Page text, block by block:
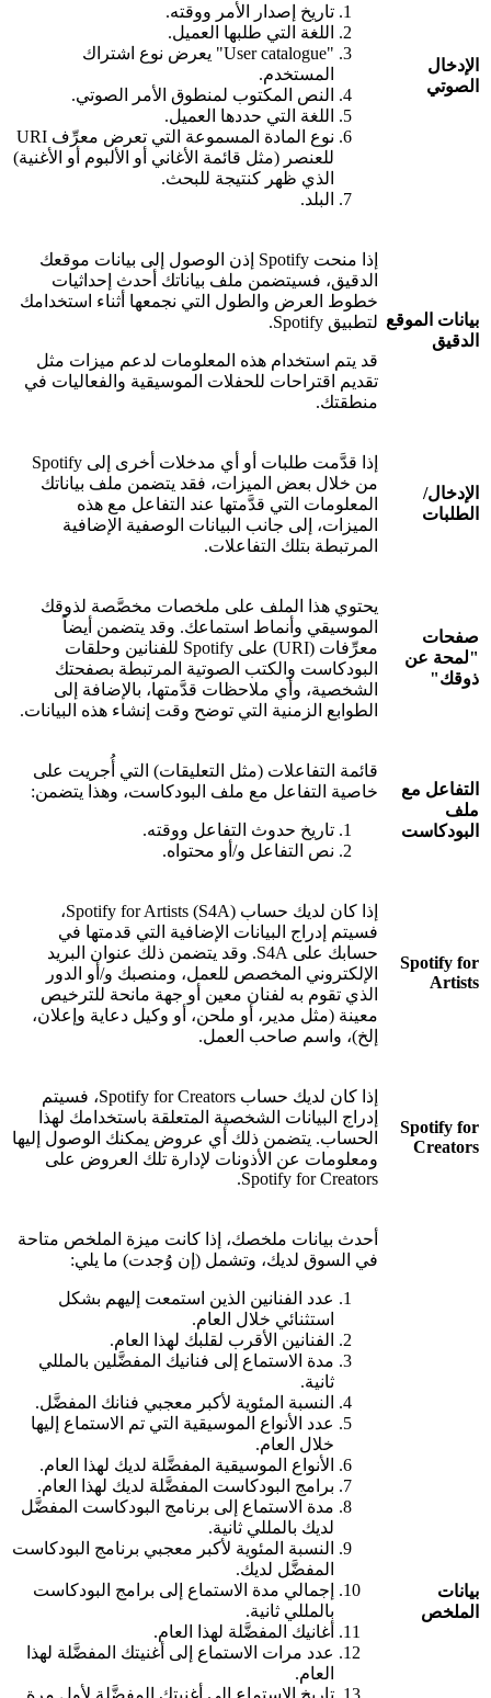
الإدخال
الصوتي
تاريخ إصدار الأمر ووقته.
اللغة التي طلبها العميل.
"User catalogue" يعرض نوع اشتراك
المستخدم.
النص المكتوب لمنطوق الأمر الصوتي.
اللغة التي حددها العميل.
نوع المادة المسموعة التي تعرض معرِّف URI
للعنصر (مثل قائمة الأغاني أو الألبوم أو الأغنية)
الذي ظهر كنتيجة للبحث.
البلد.
بيانات الموقع
الدقيق
إذا منحت Spotify إذن الوصول إلى بيانات موقعك
الدقيق، فسيتضمن ملف بياناتك أحدث إحداثيات
خطوط العرض والطول التي نجمعها أثناء استخدامك
لتطبيق Spotify.
قد يتم استخدام هذه المعلومات لدعم ميزات مثل
تقديم اقتراحات للحفلات الموسيقية والفعاليات في
منطقتك.
الإدخال/
الطلبات
إذا قدَّمت طلبات أو أي مدخلات أخرى إلى Spotify
من خلال بعض الميزات، فقد يتضمن ملف بياناتك
المعلومات التي قدَّمتها عند التفاعل مع هذه
الميزات، إلى جانب البيانات الوصفية الإضافية
المرتبطة بتلك التفاعلات.
صفحات
"لمحة عن
ذوقك"
يحتوي هذا الملف على ملخصات مخصَّصة لذوقك
الموسيقي وأنماط استماعك. وقد يتضمن أيضاً
معرِّفات (URI) على Spotify للفنانين وحلقات
البودكاست والكتب الصوتية المرتبطة بصفحتك
الشخصية، وأي ملاحظات قدَّمتها، بالإضافة إلى
الطوابع الزمنية التي توضح وقت إنشاء هذه البيانات.
التفاعل مع
ملف
البودكاست
قائمة التفاعلات (مثل التعليقات) التي أُجريت على
خاصية التفاعل مع ملف البودكاست، وهذا يتضمن:
تاريخ حدوث التفاعل ووقته.
نص التفاعل و/أو محتواه.
Spotify for
Artists
إذا كان لديك حساب Spotify for Artists (S4A)،
فسيتم إدراج البيانات الإضافية التي قدمتها في
حسابك على S4A. وقد يتضمن ذلك عنوان البريد
الإلكتروني المخصص للعمل، ومنصبك و/أو الدور
الذي تقوم به لفنان معين أو جهة مانحة للترخيص
معينة (مثل مدير، أو ملحن، أو وكيل دعاية وإعلان،
إلخ)، واسم صاحب العمل.
Spotify for
Creators
إذا كان لديك حساب Spotify for Creators، فسيتم
إدراج البيانات الشخصية المتعلقة باستخدامك لهذا
الحساب. يتضمن ذلك أي عروض يمكنك الوصول إليها
ومعلومات عن الأذونات لإدارة تلك العروض على
Spotify for Creators.
بيانات
الملخص
أحدث بيانات ملخصك، إذا كانت ميزة الملخص متاحة
في السوق لديك، وتشمل (إن وُجدت) ما يلي:
عدد الفنانين الذين استمعت إليهم بشكل
استثنائي خلال العام.
الفنانين الأقرب لقلبك لهذا العام.
مدة الاستماع إلى فنانيك المفضَّلين بالمللي
ثانية.
النسبة المئوية لأكبر معجبي فنانك المفضَّل.
عدد الأنواع الموسيقية التي تم الاستماع إليها
خلال العام.
الأنواع الموسيقية المفضَّلة لديك لهذا العام.
برامج البودكاست المفضَّلة لديك لهذا العام.
مدة الاستماع إلى برنامج البودكاست المفضَّل
لديك بالمللي ثانية.
النسبة المئوية لأكبر معجبي برنامج البودكاست
المفضَّل لديك.
إجمالي مدة الاستماع إلى برامج البودكاست
بالمللي ثانية.
أغانيك المفضَّلة لهذا العام.
عدد مرات الاستماع إلى أغنيتك المفضَّلة لهذا
العام.
تاريخ الاستماع إلى أغنيتك المفضَّلة لأول مرة